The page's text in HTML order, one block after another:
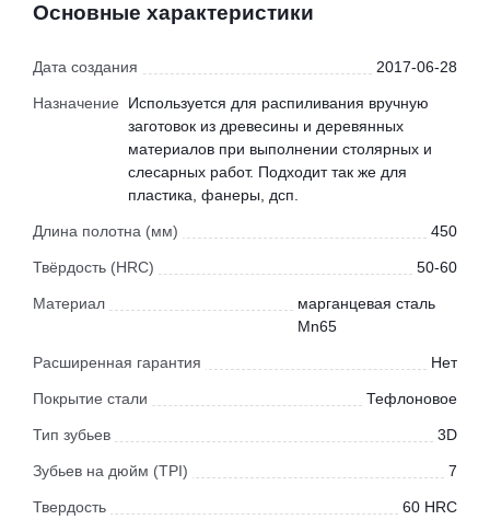
Основные характеристики
Дата создания 2017-06-28
Назначение
Используется для распиливания вручную
заготовок из древесины и деревянных
материалов при выполнении столярных и
слесарных работ. Подходит так же для
пластика, фанеры, дсп.
Длина полотна (мм) 450
Твёрдость (HRC) 50-60
Материал
марганцевая сталь
Mn65
Расширенная гарантия Нет
Покрытие стали Тефлоновое
Тип зубьев 3D
Зубьев на дюйм (TPI) 7
Твердость 60 HRC